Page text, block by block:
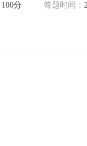
100分 答题时间：